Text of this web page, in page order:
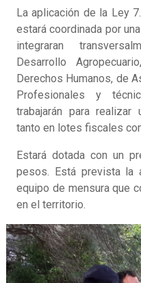
La aplicación de la Ley
estará coordinada por
integraran
Desarrollo
Derechos Humanos, de
Profesionales y
trabajarán para realizar
tanto en lotes fiscales
Estará dotada con un
pesos. Está prevista la
equipo de mensura que
en el territorio.